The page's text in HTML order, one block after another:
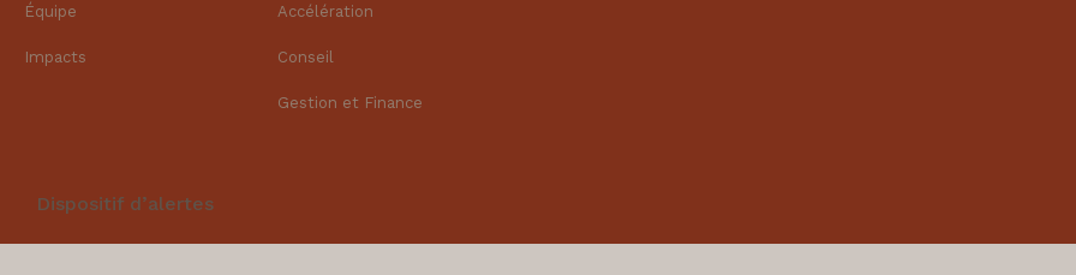
Équipe
Impacts
Accélération
Conseil
Gestion et Finance​
Dispositif d’alertes